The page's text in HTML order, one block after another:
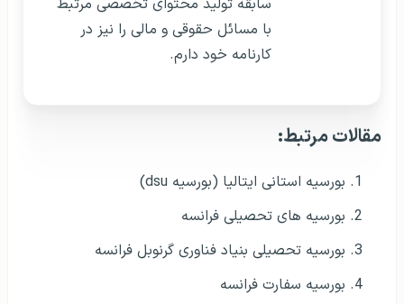
سابقه تولید محتوای تخصصی مرتبط
با مسائل حقوقی و مالی را نیز در
کارنامه خود دارم.
مقالات مرتبط:
بورسیه استانی ایتالیا (بورسیه dsu)
بورسیه های تحصیلی فرانسه
بورسیه تحصیلی بنیاد فناوری گرنوبل فرانسه
بورسیه سفارت فرانسه